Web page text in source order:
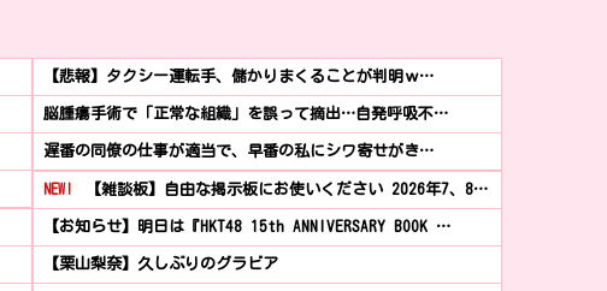
【悲報】タクシー運転手、儲かりまくることが判明ｗ…
脳腫瘍手術で「正常な組織」を誤って摘出…自発呼吸不…
遅番の同僚の仕事が適当で、早番の私にシワ寄せがき…
NEW! 【雑談板】自由な掲示板にお使いください 2026年7、8…
【お知らせ】明日は『HKT48 15th ANNIVERSARY BOOK …
【栗山梨奈】久しぶりのグラビア